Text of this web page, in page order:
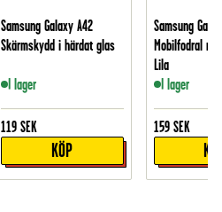
Samsung Galaxy A42
Skärmskydd i härdat glas
I lager
119 SEK
KÖP
Samsung
Mobilfodral
Lila
I lager
159 SEK